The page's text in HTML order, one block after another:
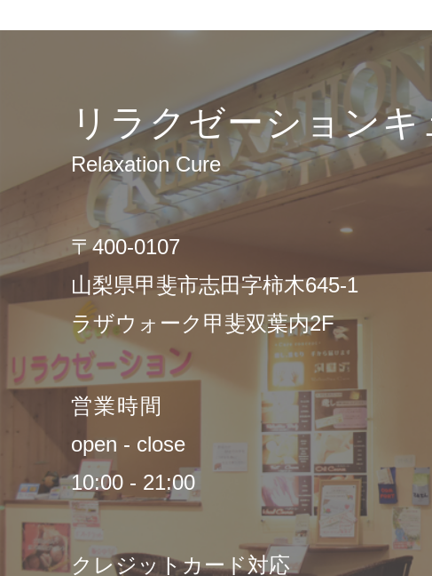
リラクゼーションキ
Relaxation Cure
〒400-0107
山梨県甲斐市志田字柿木645-1
ラザウォーク甲斐双葉内2F
営業時間
open - close
10:00 - 21:00
クレジットカード対応